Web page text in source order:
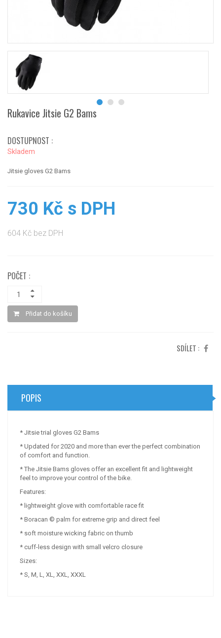
Rukavice Jitsie G2 Bams
DOSTUPNOST :
Skladem
Jitsie gloves G2 Bams
730 Kč s DPH
604 Kč bez DPH
POČET :
Přidat do košíku
SDÍLET :
POPIS
* Jitsie trial gloves G2 Bams
* Updated for 2020 and more than ever the perfect combination
of comfort and function.
* The Jitsie Bams gloves offer an excellent fit and lightweight
feel to improve your control of the bike.
Features:
* lightweight glove with comfortable race fit
* Boracan © palm for extreme grip and direct feel
* soft moisture wicking fabric on thumb
* cuff-less design with small velcro closure
Sizes:
* S, M, L, XL, XXL, XXXL